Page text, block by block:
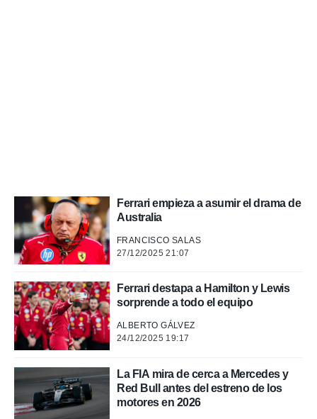
de
o a través
de
de
de
con el
mediante
publicidad
Ferrari empieza a asumir el drama de
Australia
FRANCISCO SALAS
27/12/2025 21:07
Ferrari destapa a Hamilton y Lewis
sorprende a todo el equipo
ALBERTO GÁLVEZ
24/12/2025 19:17
La FIA mira de cerca a Mercedes y
Red Bull antes del estreno de los
motores en 2026